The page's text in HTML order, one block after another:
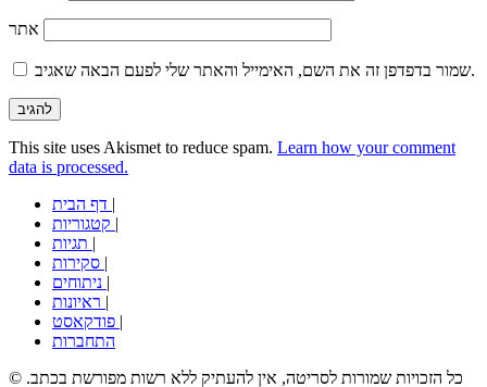
אתר
שמור בדפדפן זה את השם, האימייל והאתר שלי לפעם הבאה שאגיב.
This site uses Akismet to reduce spam. Learn how your comment
data is processed.
|
|
|
|
|
|
|
התחברות
© כל הזכויות שמורות לסריטה, אין להעתיק ללא רשות מפורשת בכתב.